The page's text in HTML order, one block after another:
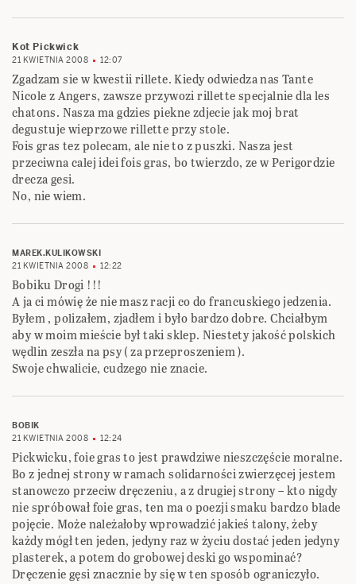
Kot Pickwick
21 KWIETNIA 2008 12:07
Zgadzam sie w kwestii rillete. Kiedy odwiedza nas Tante
Nicole z Angers, zawsze przywozi rillette specjalnie dla les
chatons. Nasza ma gdzies piekne zdjecie jak moj brat
degustuje wieprzowe rillette przy stole.
Fois gras tez polecam, ale nie to z puszki. Nasza jest
przeciwna calej idei fois gras, bo twierzdo, ze w Perigordzie
drecza gesi.
No, nie wiem.
MAREK.KULIKOWSKI
21 KWIETNIA 2008
12:22
Bobiku Drogi !!!
A ja ci mówię że nie masz racji co do francuskiego jedzenia.
Byłem , polizałem, zjadłem i było bardzo dobre. Chciałbym
aby w moim mieście był taki sklep. Niestety jakość polskich
wędlin zeszła na psy ( za przeproszeniem ).
Swoje chwalicie, cudzego nie znacie.
BOBIK
21 KWIETNIA 2008
12:24
Pickwicku, foie gras to jest prawdziwe nieszczęście moralne.
Bo z jednej strony w ramach solidarności zwierzęcej jestem
stanowczo przeciw dręczeniu, a z drugiej strony – kto nigdy
nie spróbował foie gras, ten ma o poezji smaku bardzo blade
pojęcie. Może należałoby wprowadzić jakieś talony, żeby
każdy mógł ten jeden, jedyny raz w życiu dostać jeden jedyny
plasterek, a potem do grobowej deski go wspominać?
Dręczenie gęsi znacznie by się w ten sposób ograniczyło.